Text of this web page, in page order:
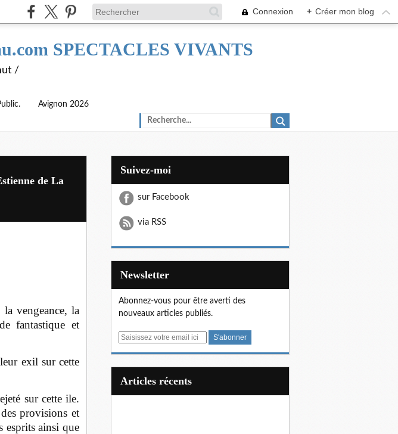
Connexion + Créer mon blog
SPECTACLES VIVANTS
/
Avignon 2026
de La
vengeance, la
fantastique et
exil sur cette
sur cette ile.
provisions et
esprits ainsi que
Suivez-moi
sur Facebook
via RSS
Newsletter
Abonnez-vous pour être averti des
nouveaux articles publiés.
E
articles récents